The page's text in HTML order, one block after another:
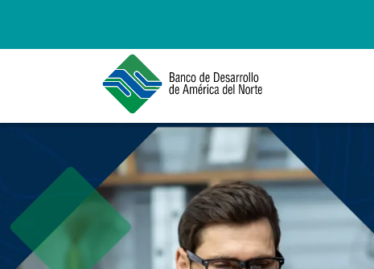
Esto es un campo de búsqueda con una
Asistencia